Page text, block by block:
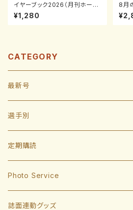
イヤーブック2026（月刊ホーク
ス2026年4月号増刊）
¥1,280
8月
サイ
CATEGORY
最新号
選手別
投手
東浜巨
有原航平
捕手
甲斐拓也
内野手
定期購読
Photo Service
誌面連動グッズ